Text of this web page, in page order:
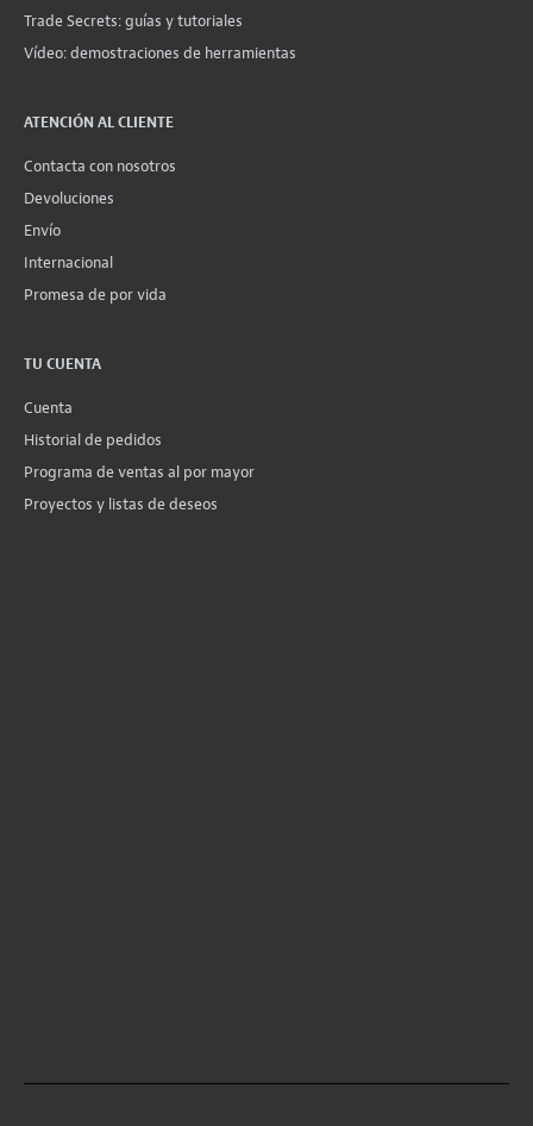
Trade Secrets: guías y tutoriales
Vídeo: demostraciones de herramientas
ATENCIÓN AL CLIENTE
Contacta con nosotros
Devoluciones
Envío
Internacional
Promesa de por vida
TU CUENTA
Cuenta
Historial de pedidos
Programa de ventas al por mayor
Proyectos y listas de deseos